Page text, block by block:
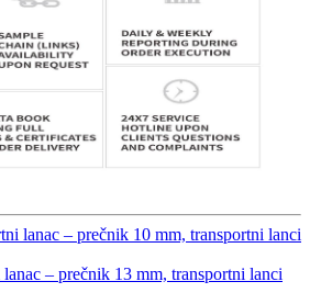
lanac – prečnik 10 mm, transportni lanci
– prečnik 13 mm, transportni lanci